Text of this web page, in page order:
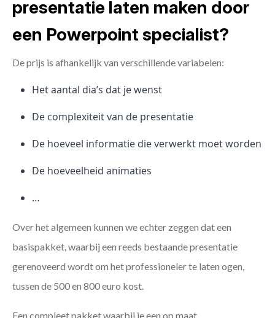
presentatie laten maken door
een Powerpoint specialist?
De prijs is afhankelijk van verschillende variabelen:
Het aantal dia’s dat je wenst
De complexiteit van de presentatie
De hoeveel informatie die verwerkt moet worden
De hoeveelheid animaties
…
Over het algemeen kunnen we echter zeggen dat een
basispakket, waarbij een reeds bestaande presentatie
gerenoveerd wordt om het professioneler te laten ogen,
tussen de 500 en 800 euro kost.
Een compleet pakket waarbij je een op maat